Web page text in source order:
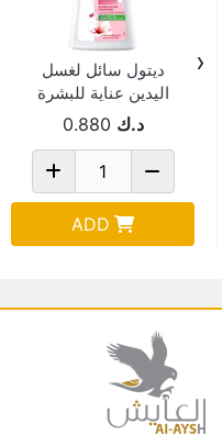
ديتول سائل لغسل
اليدين عناية للبشرة
200ملد.ك 0.880
ADD
‹